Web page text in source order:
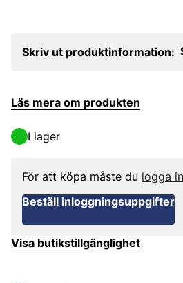
Skriv ut produktinformation:
Läs mera om produkten
I lager
För att köpa måste du logga
Beställ inloggningsuppgifter
Visa butikstillgänglighet